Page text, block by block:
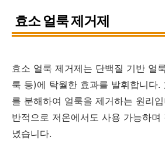
효소 얼룩 제거제
효소 얼룩 제거제는 단백질 기반 얼
룩 등)에 탁월한 효과를 발휘합니다.
를 분해하여 얼룩을 제거하는 원리
반적으로 저온에서도 사용 가능하며
녔습니다.